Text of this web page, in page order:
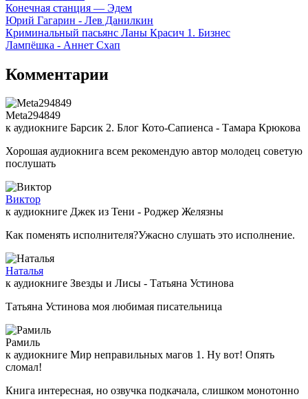
Конечная станция — Эдем
Юрий Гагарин - Лев Данилкин
Криминальный пасьянс Ланы Красич 1. Бизнес
Лампёшка - Аннет Схап
Комментарии
Meta294849
к аудиокниге Барсик 2. Блог Кото-Сапиенса - Тамара Крюкова
Хорошая аудиокнига всем рекомендую автор молодец советую
послушать
Виктор
к аудиокниге Джек из Тени - Роджер Желязны
Как поменять исполнителя?Ужасно слушать это исполнение.
Наталья
к аудиокниге Звезды и Лисы - Татьяна Устинова
Татьяна Устинова моя любимая писательница
Рамиль
к аудиокниге Мир неправильных магов 1. Ну вот! Опять
сломал!
Книга интересная, но озвучка подкачала, слишком монотонно